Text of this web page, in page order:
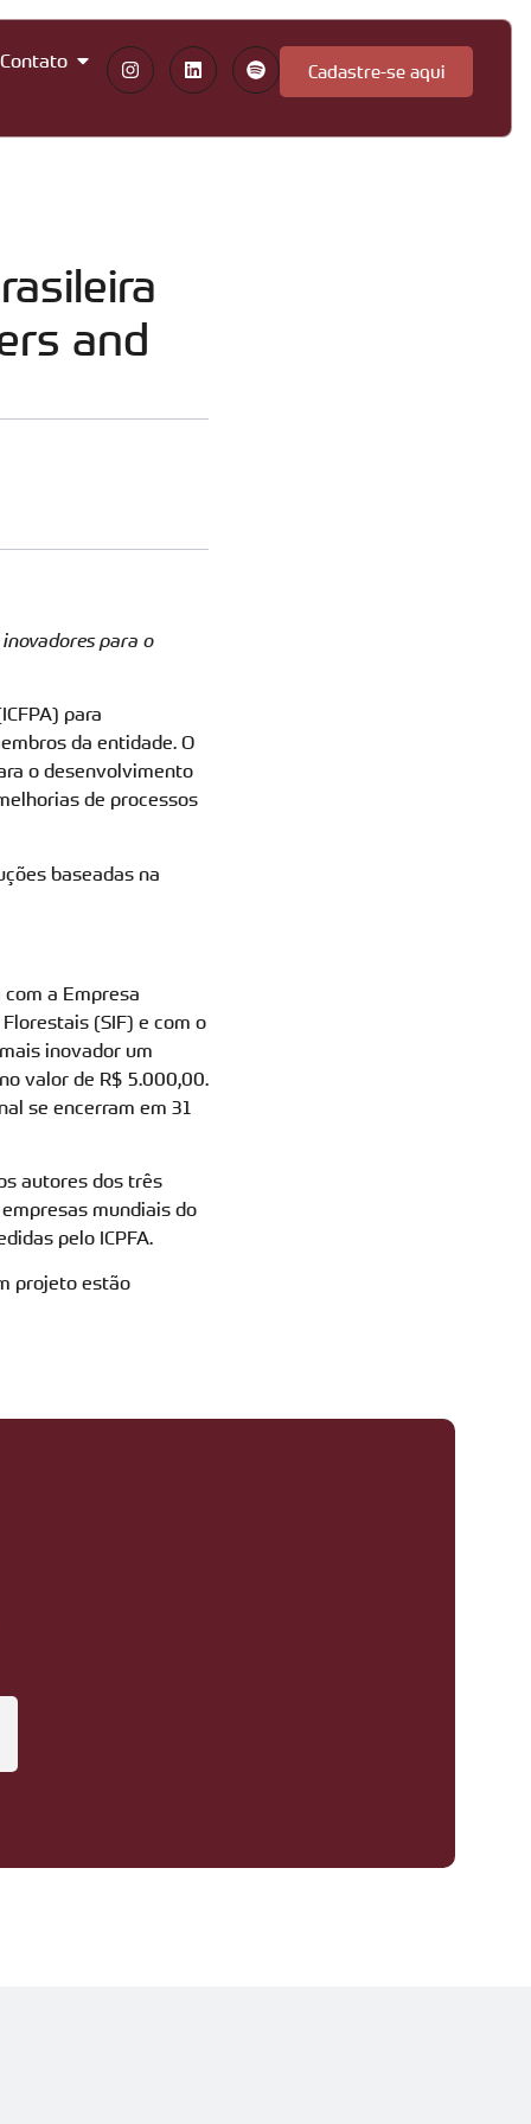
Contato Cadastre-se aqui
and
para o
para
da entidade. O
o desenvolvimento
de processos
baseadas na
a Empresa
(SIF) e com o
inovador um
valor de R$ 5.000,00.
se encerram em 31
autores dos três
mundiais do
pelo ICPFA.
projeto estão